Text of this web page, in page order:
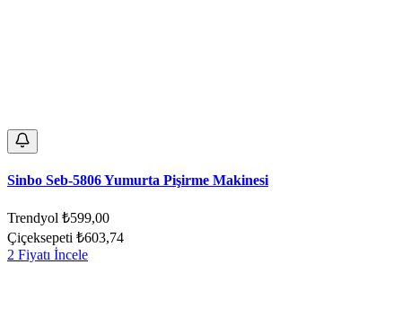
Sinbo Seb-5806 Yumurta Pişirme Makinesi
Trendyol ₺599,00
Çiçeksepeti ₺603,74
2 Fiyatı İncele